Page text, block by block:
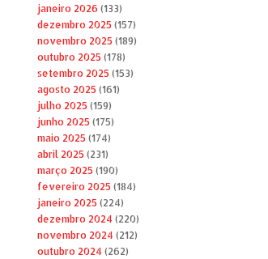
janeiro 2026 (133)
dezembro 2025 (157)
novembro 2025 (189)
outubro 2025 (178)
setembro 2025 (153)
agosto 2025 (161)
julho 2025 (159)
junho 2025 (175)
maio 2025 (174)
abril 2025 (231)
março 2025 (190)
fevereiro 2025 (184)
janeiro 2025 (224)
dezembro 2024 (220)
novembro 2024 (212)
outubro 2024 (262)